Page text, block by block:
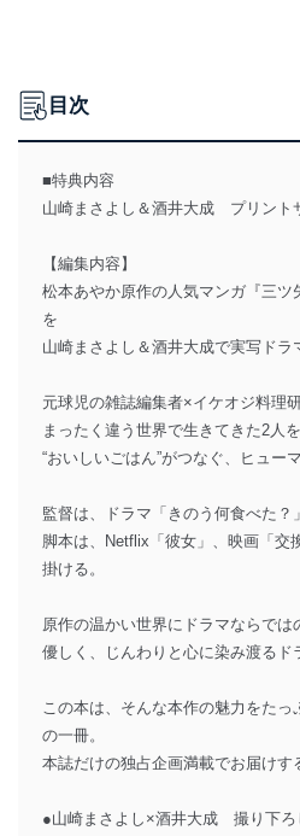
目次
■特典内容
山崎まさよし＆酒井大成 プリント
【編集内容】
松本あやか原作の人気マンガ『三ツ
を
山崎まさよし＆酒井大成で実写ドラ
元球児の雑誌編集者×イケオジ料理
まったく違う世界で生きてきた2人を
“おいしいごはん”がつなぐ、ヒュー
監督は、ドラマ「きのう何食べた？
脚本は、Netflix「彼女」、映画「交
掛ける。
原作の温かい世界にドラマならでは
優しく、じんわりと心に染み渡るド
この本は、そんな本作の魅力をた
の一冊。
本誌だけの独占企画満載でお届けす
●山崎まさよし×酒井大成 撮り下